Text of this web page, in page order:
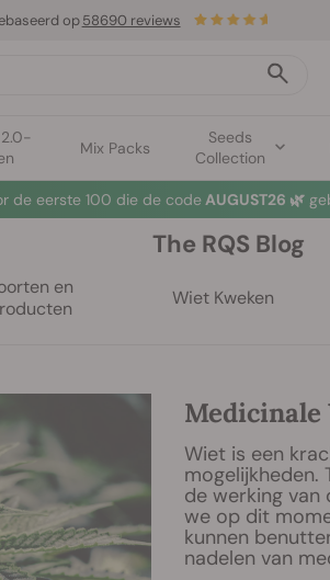
Mix Packs
Seeds
Collection
op 58690 reviews
de eerste 100 die de code AUGUST26 🌿
The RQS Blog
en
Wiet Kweken
Medicinale
Wiet is een
mogelijkheden.
de werking
we op dit
kunnen
nadelen van